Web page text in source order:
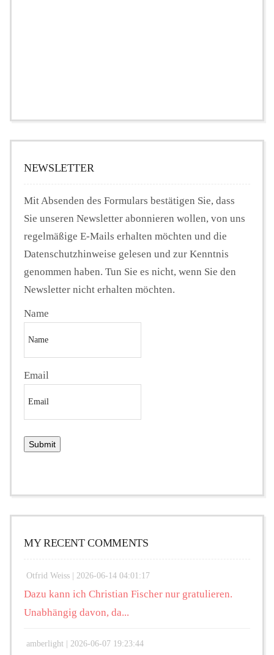
NEWSLETTER
Mit Absenden des Formulars bestätigen Sie, dass
Sie unseren Newsletter abonnieren wollen, von uns
regelmäßige E-Mails erhalten möchten und die
Datenschutzhinweise gelesen und zur Kenntnis
genommen haben. Tun Sie es nicht, wenn Sie den
Newsletter nicht erhalten möchten.
Name
Email
MY RECENT COMMENTS
Otfrid Weiss | 2026-06-14 04:01:17
Dazu kann ich Christian Fischer nur gratulieren.
Unabhängig davon, da...
amberlight | 2026-06-07 19:23:44